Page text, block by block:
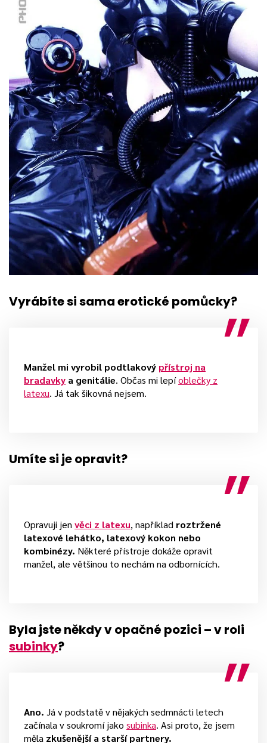
Vyrábíte si sama erotické pomůcky?
Manžel mi vyrobil podtlakový přístroj na
bradavky a genitálie. Občas mi lepíoblečky z
latexu. Já tak šikovná nejsem.
Umíte si je opravit?
Opravuji jen věci z latexu, například roztržené
latexové lehátko, latexový kokon nebo
kombinézy. Některé přístroje dokáže opravit
manžel, ale většinou to nechám na odbornících.
Byla jste někdy v opačné pozici – v roli
subinky?
Ano. Já v podstatě v nějakých sedmnácti letech
začínala v soukromí jako subinka. Asi proto, že jsem
měla zkušenější a starší partnery.